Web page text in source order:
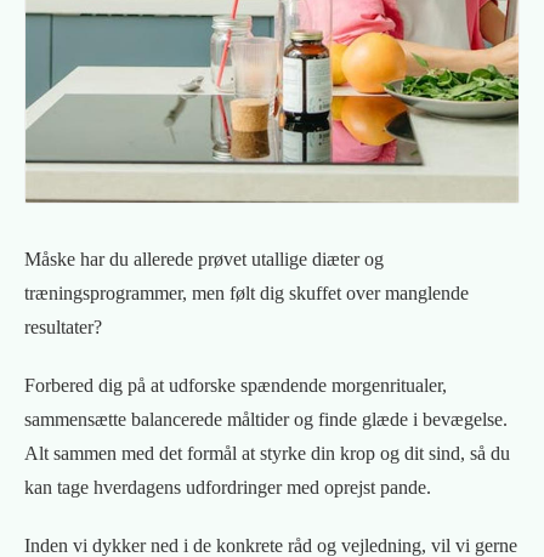
Måske har du allerede prøvet utallige diæter og
træningsprogrammer, men følt dig skuffet over manglende
resultater?
Forbered dig på at udforske spændende morgenritualer,
sammensætte balancerede måltider og finde glæde i bevægelse.
Alt sammen med det formål at styrke din krop og dit sind, så du
kan tage hverdagens udfordringer med oprejst pande.
Inden vi dykker ned i de konkrete råd og vejledning, vil vi gerne